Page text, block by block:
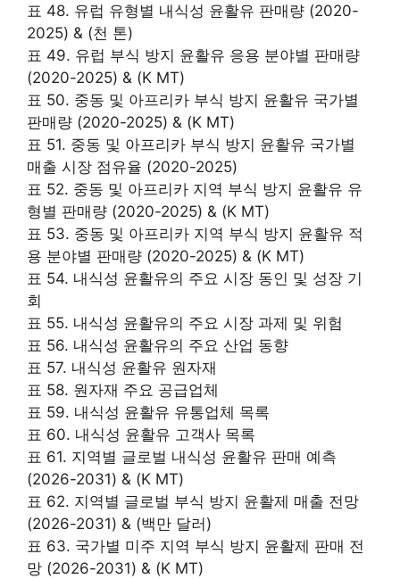
표 48. 유럽 유형별 내식성 윤활유 판매량 (2020-
2025) & (천 톤)
표 49. 유럽 부식 방지 윤활유 응용 분야별 판매량
(2020-2025) & (K MT)
표 50. 중동 및 아프리카 부식 방지 윤활유 국가별
판매량 (2020-2025) & (K MT)
표 51. 중동 및 아프리카 부식 방지 윤활유 국가별
매출 시장 점유율 (2020-2025)
표 52. 중동 및 아프리카 지역 부식 방지 윤활유 유
형별 판매량 (2020-2025) & (K MT)
표 53. 중동 및 아프리카 지역 부식 방지 윤활유 적
용 분야별 판매량 (2020-2025) & (K MT)
표 54. 내식성 윤활유의 주요 시장 동인 및 성장 기
회
표 55. 내식성 윤활유의 주요 시장 과제 및 위험
표 56. 내식성 윤활유의 주요 산업 동향
표 57. 내식성 윤활유 원자재
표 58. 원자재 주요 공급업체
표 59. 내식성 윤활유 유통업체 목록
표 60. 내식성 윤활유 고객사 목록
표 61. 지역별 글로벌 내식성 윤활유 판매 예측
(2026-2031) & (K MT)
표 62. 지역별 글로벌 부식 방지 윤활제 매출 전망
(2026-2031) & (백만 달러)
표 63. 국가별 미주 지역 부식 방지 윤활제 판매 전
망 (2026-2031) & (K MT)